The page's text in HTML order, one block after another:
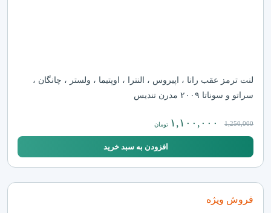
لنت ترمز عقب رانا ، اپیروس ، النترا ، اوپتیما ، ولستر ، چانگان ،
سراتو و سوناتا ۲۰۰۹ مدرن تندیس
1,250,000 ۱,۱۰۰,۰۰۰ تومان
افزودن به سبد خرید
فروش ویژه